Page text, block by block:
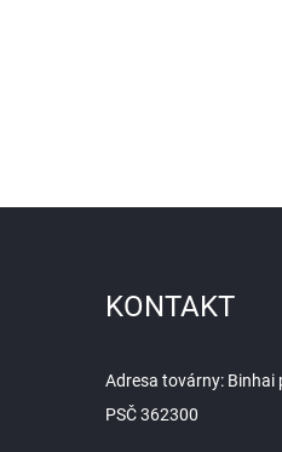
KONTAKT
Adresa továrny: Binhai
PSČ 362300